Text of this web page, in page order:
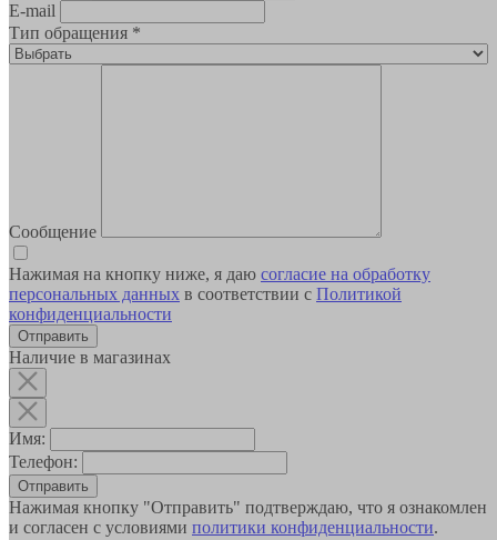
E-mail
Тип обращения *
Сообщение
Нажимая на кнопку ниже, я даю согласие на обработку
персональных данных в соответствии с Политикой
конфиденциальности
Наличие в магазинах
Имя:
Телефон:
Отправить
Нажимая кнопку "Отправить" подтверждаю, что я ознакомлен
и согласен с условиями политики конфиденциальности.